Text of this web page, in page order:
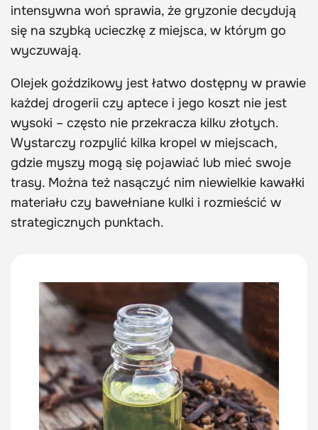
intensywna woń sprawia, że gryzonie decydują
się na szybką ucieczkę z miejsca, w którym go
wyczuwają.
Olejek goździkowy jest łatwo dostępny w prawie
każdej drogerii czy aptece i jego koszt nie jest
wysoki – często nie przekracza kilku złotych.
Wystarczy rozpylić kilka kropel w miejscach,
gdzie myszy mogą się pojawiać lub mieć swoje
trasy. Można też nasączyć nim niewielkie kawałki
materiału czy bawełniane kulki i rozmieścić w
strategicznych punktach.